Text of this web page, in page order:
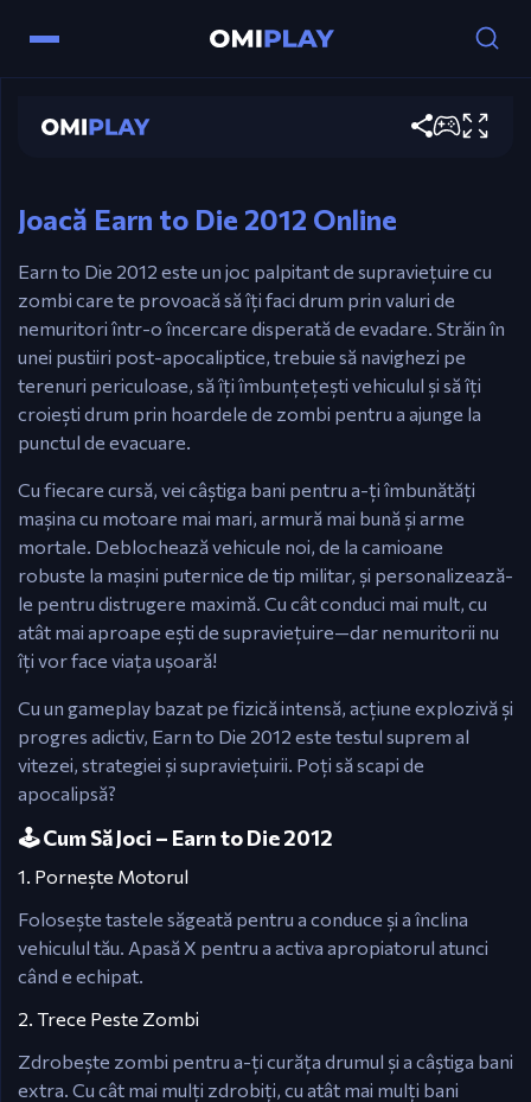
Earn to Die 2012
Ctrl / X – Apropiator.
Joacă Earn to Die 2012 Online
Earn to Die 2012 este un joc palpitant de supraviețuire cu
zombi care te provoacă să îți faci drum prin valuri de
nemuritori într-o încercare disperată de evadare. Străin în
unei pustiiri post-apocaliptice, trebuie să navighezi pe
terenuri periculoase, să îți îmbunțețești vehiculul și să îți
croiești drum prin hoardele de zombi pentru a ajunge la
punctul de evacuare.
Cu fiecare cursă, vei câștiga bani pentru a-ți îmbunătăți
mașina cu motoare mai mari, armură mai bună și arme
mortale. Deblochează vehicule noi, de la camioane
robuste la mașini puternice de tip militar, și personalizează-
le pentru distrugere maximă. Cu cât conduci mai mult, cu
atât mai aproape ești de supraviețuire—dar nemuritorii nu
îți vor face viața ușoară!
Cu un gameplay bazat pe fizică intensă, acțiune explozivă și
progres adictiv, Earn to Die 2012 este testul suprem al
vitezei, strategiei și supraviețuirii. Poți să scapi de
apocalipsă?
🕹️ Cum Să Joci – Earn to Die 2012
1. Pornește Motorul
Folosește tastele săgeată pentru a conduce și a înclina
vehiculul tău. Apasă X pentru a activa apropiatorul atunci
când e echipat.
2. Trece Peste Zombi
Zdrobește zombi pentru a-ți curăța drumul și a câștiga bani
extra. Cu cât mai mulți zdrobiți, cu atât mai mulți bani